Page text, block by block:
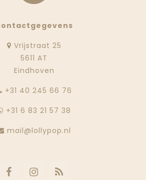
Vrijstraat 25
5611 AT
Eindhoven
‭+31 40 245 66 76
+31 6 83 21 57 38
mail@lollypop.nl